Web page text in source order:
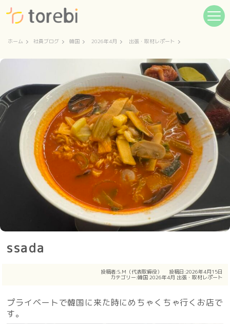
ホーム 社員ブログ 韓国 2026年4月 出張・取材レポート
ssada
投稿者:S.M（代表取締役） 投稿日:2026年4月15日
カテゴリー:韓国 2026年4月 出張・取材レポート
プライベートで韓国に来た時にめちゃくちゃ行くお店で
す。